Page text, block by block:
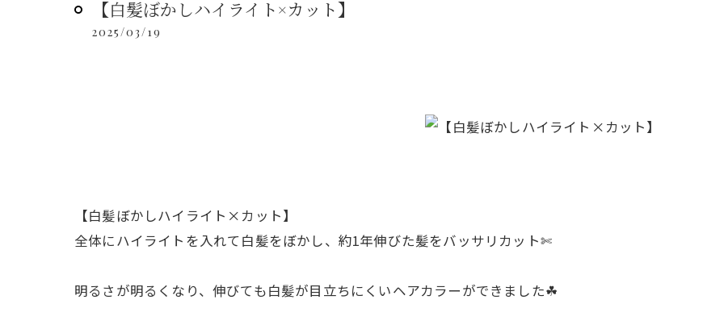
【白髪ぼかしハイライト×カット】
2025/03/19
【白髪ぼかしハイライト×カット】
全体にハイライトを入れて白髪をぼかし、約1年伸びた髪をバッサリカット✄
明るさが明るくなり、伸びても白髪が目立ちにくいヘアカラーができました☘︎